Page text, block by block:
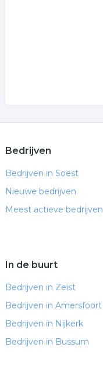
Bedrijven
Bedrijven in Soest
Nieuwe bedrijven
Meest actieve bedrijven
In de buurt
Bedrijven in Zeist
Bedrijven in Amersfoort
Bedrijven in Nijkerk
Bedrijven in Bussum